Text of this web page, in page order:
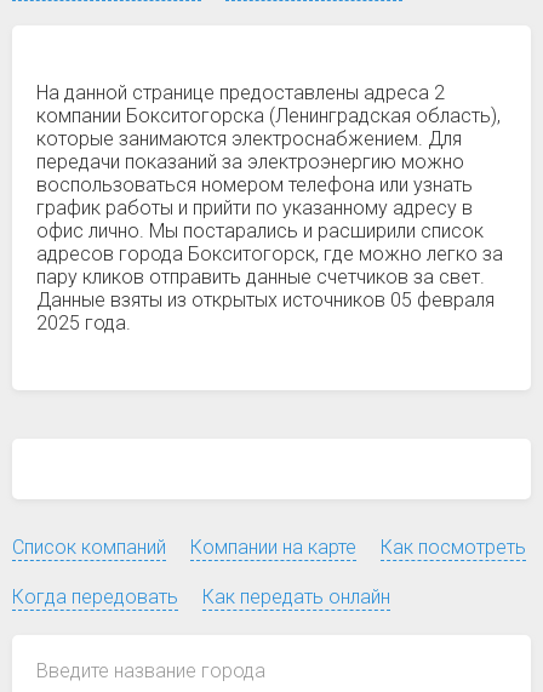
На данной странице предоставлены адреса 2
компании Бокситогорска (Ленинградская область),
которые занимаются электроснабжением. Для
передачи показаний за электроэнергию можно
воспользоваться номером телефона или узнать
график работы и прийти по указанному адресу в
офис лично. Мы постарались и расширили список
адресов города Бокситогорск, где можно легко за
пару кликов отправить данные счетчиков за свет.
Данные взяты из открытых источников 05 февраля
2025 года.
Список компаний Компании на карте Как посмотреть
Когда передовать Как передать онлайн
Введите название города